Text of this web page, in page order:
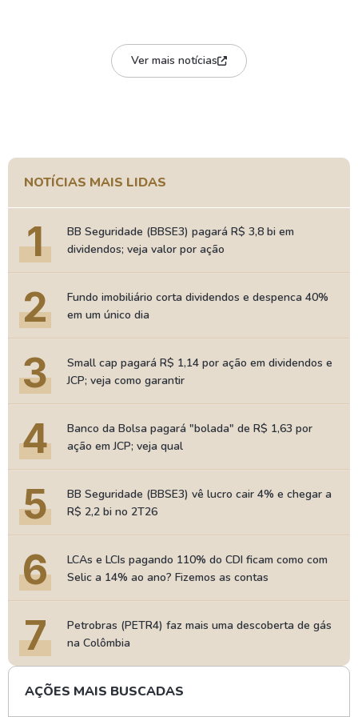
Ver mais notícias
NOTÍCIAS MAIS LIDAS
1
BB Seguridade (BBSE3) pagará R$ 3,8 bi em
dividendos; veja valor por ação
2
Fundo imobiliário corta dividendos e despenca 40%
em um único dia
3
Small cap pagará R$ 1,14 por ação em dividendos e
JCP; veja como garantir
4
Banco da Bolsa pagará "bolada" de R$ 1,63 por
ação em JCP; veja qual
5
BB Seguridade (BBSE3) vê lucro cair 4% e chegar a
R$ 2,2 bi no 2T26
6
LCAs e LCIs pagando 110% do CDI ficam como com
Selic a 14% ao ano? Fizemos as contas
7
Petrobras (PETR4) faz mais uma descoberta de gás
na Colômbia
AÇÕES MAIS BUSCADAS